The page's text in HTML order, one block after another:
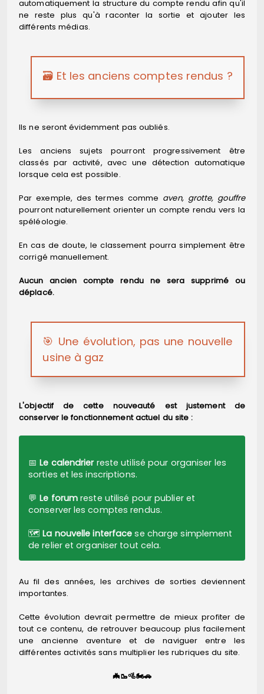
automatiquement la structure du compte rendu afin qu'il
ne reste plus qu'à raconter la sortie et ajouter les
différents médias.
🗃️ Et les anciens comptes rendus ?
Ils ne seront évidemment pas oubliés.
Les anciens sujets pourront progressivement être
classés par activité, avec une détection automatique
lorsque cela est possible.
Par exemple, des termes comme aven, grotte, gouffre
pourront naturellement orienter un compte rendu vers la
spéléologie.
En cas de doute, le classement pourra simplement être
corrigé manuellement.
Aucun ancien compte rendu ne sera supprimé ou
déplacé.
🎯 Une évolution, pas une nouvelle
usine à gaz
L'objectif de cette nouveauté est justement de
conserver le fonctionnement actuel du site :
📅Le calendrierreste utilisé pour organiser les
sorties et les inscriptions.
💬Le forum reste utilisé pour publier et
conserver les comptes rendus.
🗺️La nouvelle interface se charge simplement
de relier et organiser tout cela.
Au fil des années, les archives de sorties deviennent
importantes.
Cette évolution devrait permettre de mieux profiter de
tout ce contenu, de retrouver beaucoup plus facilement
une ancienne aventure et de naviguer entre les
différentes activités sans multiplier les rubriques du site.
🦇🥾🚵🏍️🚗